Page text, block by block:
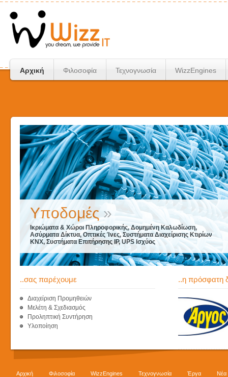
Αρχική Φιλοσοφία Τεχνογνωσία WizzEngines
Υποδομές»
Ικριώματα & Χώροι Πληροφορικής, Δομημένη Καλωδίωση,
Ασύρματα Δίκτυα, Οπτικές Ίνες, Συστήματα Διαχείρισης Κτιρίων
KNX, Συστήματα Επιτήρησης IP, UPS Ισχύος
..σας παρέχουμε
Διαχείριση Προμηθειών
Μελέτη & Σχεδιασμός
Προληπτική Συντήρηση
Υλοποίηση
..η πρόσφατη
Αρχική Φιλοσοφία WizzEngines Τεχνογνωσία Έργα Νέα